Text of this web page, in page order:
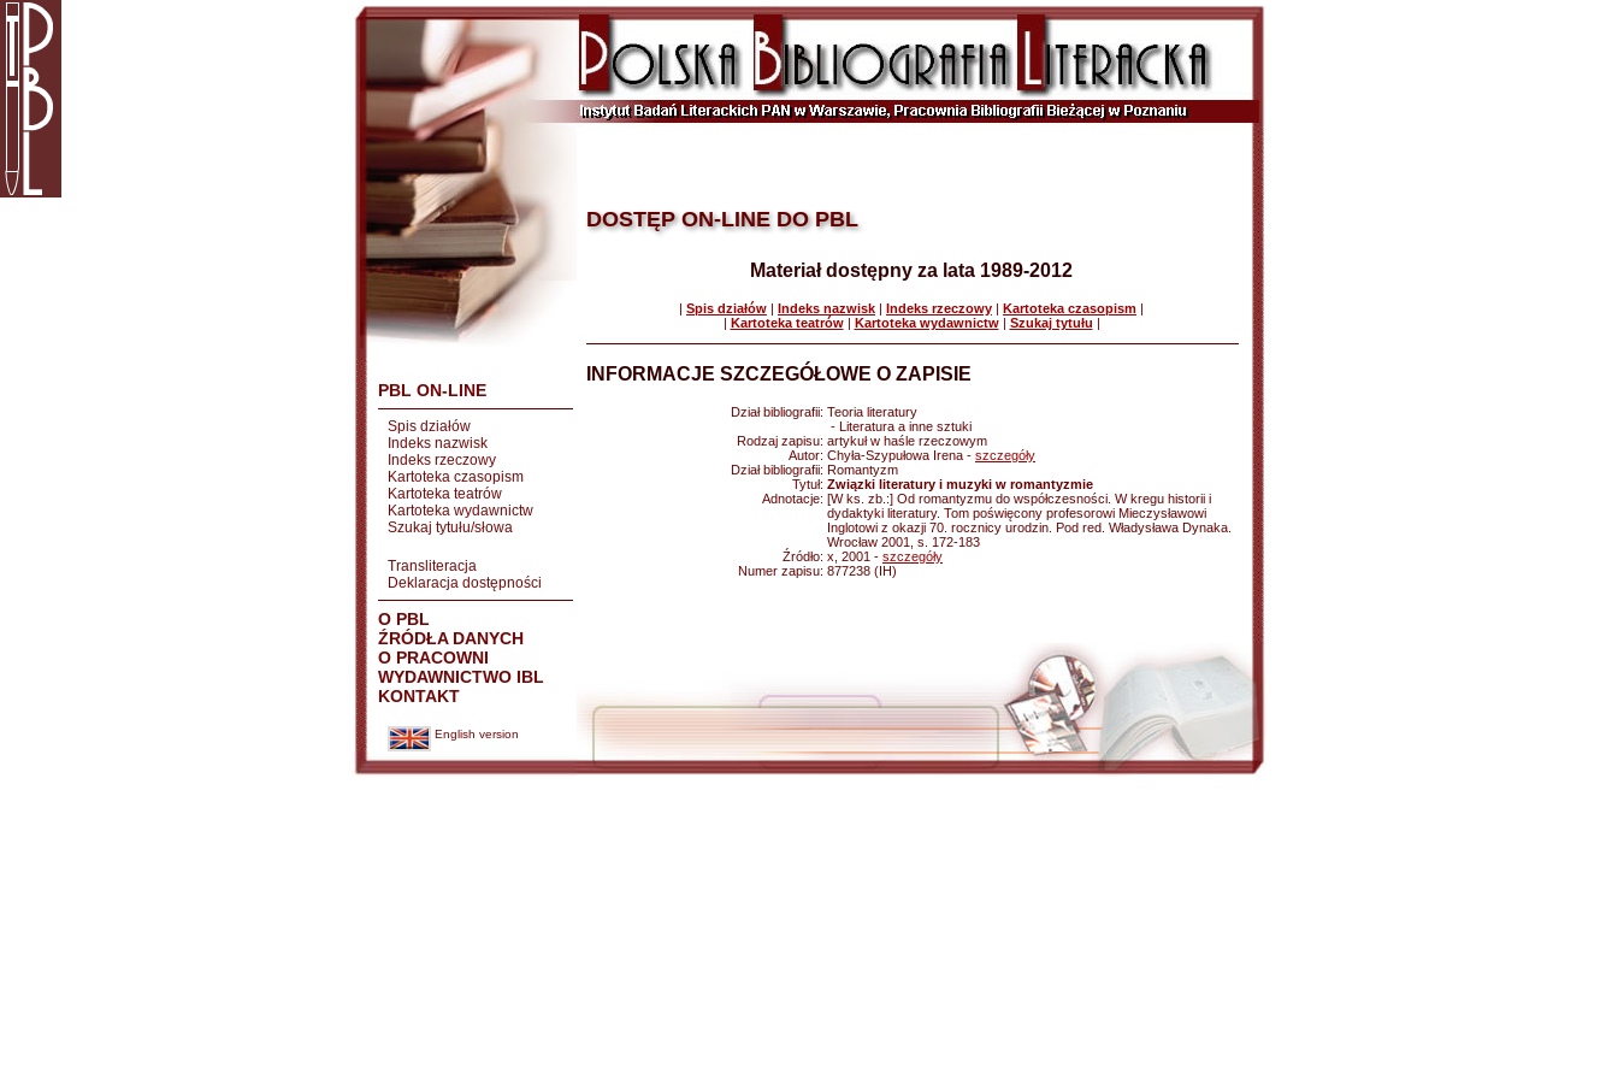
PBL ON-LINE
Spis działów
Indeks nazwisk
Indeks rzeczowy
Kartoteka czasopism
Kartoteka teatrów
Kartoteka wydawnictw
Szukaj tytułu/słowa
Transliteracja
Deklaracja dostępności
O PBL
ŹRÓDŁA DANYCH
O PRACOWNI
WYDAWNICTWO IBL
KONTAKT
English version
DOSTĘP ON-LINE DO PBL
Materiał dostępny za lata 1989-2012
| Spis działów | Indeks nazwisk | Indeks rzeczowy | Kartoteka czasopism |
| Kartoteka teatrów| Kartoteka wydawnictw| Szukaj tytułu |
INFORMACJE SZCZEGÓŁOWE O ZAPISIE
Dział bibliografii: Teoria literatury
- Literatura a inne sztuki
Rodzaj zapisu: artykuł w haśle rzeczowym
Autor: Chyła-Szypułowa Irena - szczegóły
Dział bibliografii: Romantyzm
Tytuł: Związki literatury i muzyki w romantyzmie
Adnotacje: [W ks. zb.:] Od romantyzmu do współczesności. W kregu historii i
dydaktyki literatury. Tom poświęcony profesorowi Mieczysławowi
Inglotowi z okazji 70. rocznicy urodzin. Pod red. Władysława Dynaka.
Wrocław 2001, s. 172-183
Źródło: x, 2001 - szczegóły
Numer zapisu: 877238 (IH)